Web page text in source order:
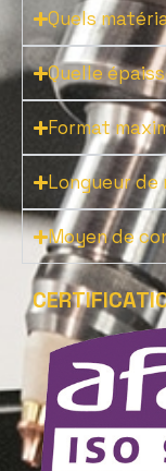
Quels
Quelle
Format
Longueur de
Moyen de